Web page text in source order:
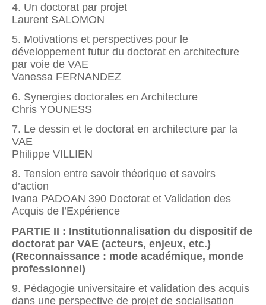
4. Un doctorat par projet
Laurent SALOMON
5. Motivations et perspectives pour le
développement futur du doctorat en architecture
par voie de VAE
Vanessa FERNANDEZ
6. Synergies doctorales en Architecture
Chris YOUNESS
7. Le dessin et le doctorat en architecture par la
VAE
Philippe VILLIEN
8. Tension entre savoir théorique et savoirs
d’action
Ivana PADOAN 390 Doctorat et Validation des
Acquis de l’Expérience
PARTIE II : Institutionnalisation du dispositif de
doctorat par VAE (acteurs, enjeux, etc.)
(Reconnaissance : mode académique, monde
professionnel)
9. Pédagogie universitaire et validation des acquis
dans une perspective de projet de socialisation